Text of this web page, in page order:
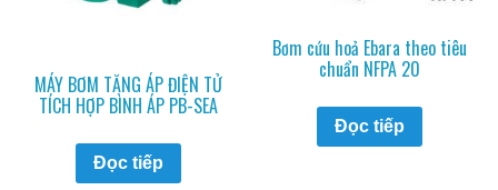
MÁY BƠM TĂNG ÁP ĐIỆN TỬ
TÍCH HỢP BÌNH ÁP PB-SEA
Đọc tiếp
Bơm cứu hoả Ebara theo tiêu
chuẩn NFPA 20
Đọc tiếp